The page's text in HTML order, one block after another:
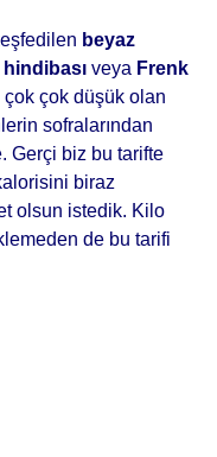
beyaz
veya Frenk
çok düşük olan
sofralarından
Gerçi biz bu tarifte
biraz
olsun istedik. Kilo
de bu tarifi